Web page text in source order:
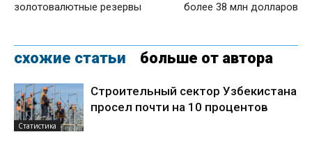
золотовалютные резервы более 38 млн долларов
схожие статьи больше от автора
Статистика
Строительный сектор Узбекистана
просел почти на 10 процентов